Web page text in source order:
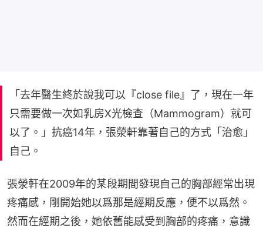
「去年醫生終於說我可以『close file』了，現在一年
只需要做一次如乳房X光檢查（Mammogram）就可
以了。」抗癌14年，張滎軒靠著自己的方式「治愈」
自己。
張滎軒在2009年的某段期間發現自己的胸部經常出現
疼痛感，剛開始她以爲那是經期反應，便不以爲然。
然而在經期之後，她依舊能感受到胸部的疼痛，意識